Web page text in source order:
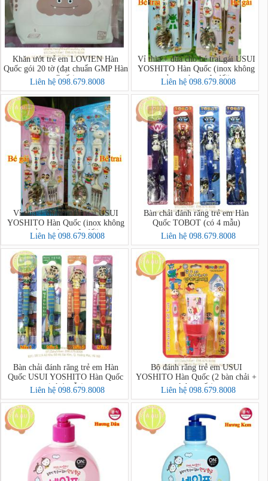
Khăn ướt trẻ em LOVIEN Hàn
Quốc gói 20 tờ (đạt chuẩn GMP Hàn
Quốc)
Liên hệ 098.679.8008
Vỉ thìa + đũa cho bé trai gái USUI
YOSHITO Hàn Quốc (inox không
gỉ,an toàn tuyệt đối)
Liên hệ 098.679.8008
Vỉ thìa + đũa cho bé trai USUI
YOSHITO Hàn Quốc (inox không
gỉ,an toàn tuyệt đối)
Liên hệ 098.679.8008
Bàn chải đánh răng trẻ em Hàn
Quốc TOBOT (có 4 mẫu)
Liên hệ 098.679.8008
Bàn chải đánh răng trẻ em Hàn
Quốc USUI YOSHITO Hàn Quốc
(có 4 mẫu)
Liên hệ 098.679.8008
Bộ đánh răng trẻ em USUI
YOSHITO Hàn Quốc (2 bàn chải +
kdr + cốc)
Liên hệ 098.679.8008